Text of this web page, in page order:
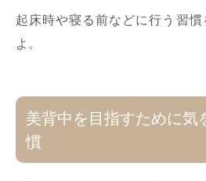
起床時や寝る前などに行う習
よ。
美背中を目指すために気
慣